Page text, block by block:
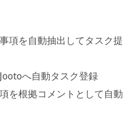
項を自動抽出してタスク提
へ自動タスク登録
を根拠コメントとして自動